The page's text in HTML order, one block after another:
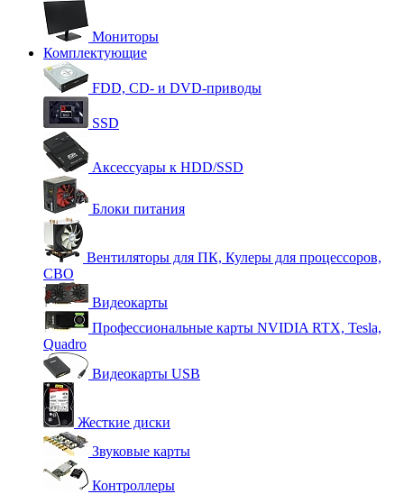
Мониторы
Комплектующие
FDD, CD- и DVD-приводы
SSD
Аксессуары к HDD/SSD
Блоки питания
Вентиляторы для ПК, Кулеры для процессоров,
СВО
Видеокарты
Профессиональные карты NVIDIA RTX, Tesla,
Quadro
Видеокарты USB
Жесткие диски
Звуковые карты
Контроллеры